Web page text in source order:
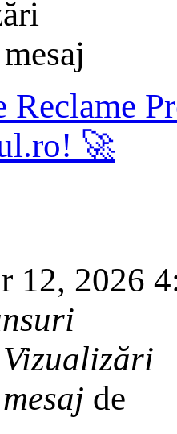
Reclame
🚀
12, 2026
Vizualizări
de